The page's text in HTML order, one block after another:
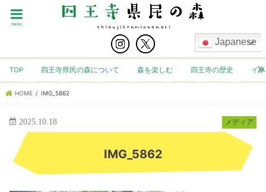
Japanese
menu
TOP 四王寺県民の森について 森を楽しむ 四王寺の歴史 イ
HOME IMG_5862
メディア
2025.10.18
IMG_5862